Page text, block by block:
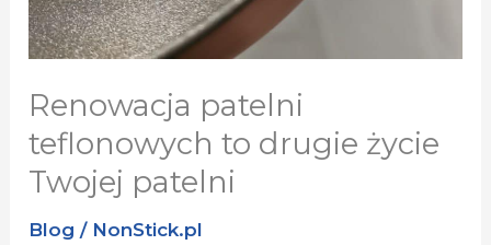
Renowacja patelni
teflonowych to drugie życie
Twojej patelni
Blog / NonStick.pl